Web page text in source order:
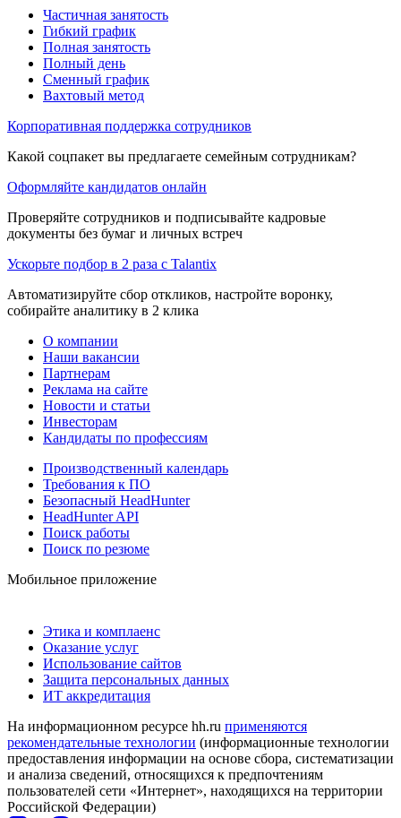
Частичная занятость
Гибкий график
Полная занятость
Полный день
Сменный график
Вахтовый метод
Корпоративная поддержка сотрудников
Какой соцпакет вы предлагаете семейным сотрудникам?
Оформляйте кандидатов онлайн
Проверяйте сотрудников и подписывайте кадровые
документы без бумаг и личных встреч
Ускорьте подбор в 2 раза с Talantix
Автоматизируйте сбор откликов, настройте воронку,
собирайте аналитику в 2 клика
О компании
Наши вакансии
Партнерам
Реклама на сайте
Новости и статьи
Инвесторам
Кандидаты по профессиям
Производственный календарь
Требования к ПО
Безопасный HeadHunter
HeadHunter API
Поиск работы
Поиск по резюме
Мобильное приложение
Этика и комплаенс
Оказание услуг
Использование сайтов
Защита персональных данных
ИТ аккредитация
На информационном ресурсе hh.ru применяются
рекомендательные технологии (информационные технологии
предоставления информации на основе сбора, систематизации
и анализа сведений, относящихся к предпочтениям
пользователей сети «Интернет», находящихся на территории
Российской Федерации)